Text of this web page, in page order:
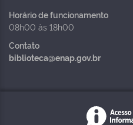
Horário de funcionamento
08h00 às 18h00
Contato
biblioteca@enap.gov.br